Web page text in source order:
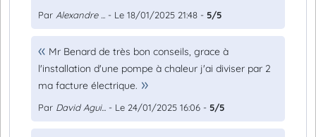
Par Alexandre ... - Le 18/01/2025 21:48 - 5/5
Mr Benard de très bon conseils, grace à
l'installation d'une pompe à chaleur j'ai diviser par 2
ma facture électrique.
Par David Agui... - Le 24/01/2025 16:06 - 5/5